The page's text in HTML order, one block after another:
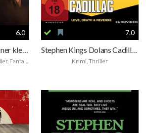
6.0
Needful Things - In einer kleinen Stadt
Horror, Drama, Krimi, Thriller, Fantasy
7.0
Stephen Kings Dolans Cadillac
Krimi, Thriller